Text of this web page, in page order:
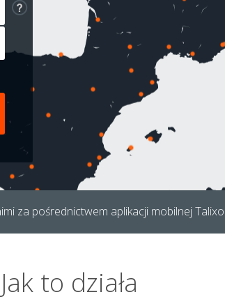
za pośrednictwem aplikacji mobilnej
Jak to działa